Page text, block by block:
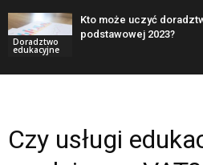
Doradztwo
edukacyjne
Kto może uczyć
podstawowej 2023?
Czy usługi